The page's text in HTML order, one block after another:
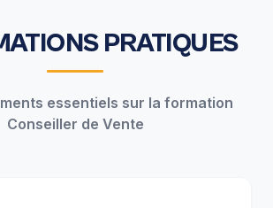
PRATIQUES
essentiels sur la formation
Conseiller de Vente